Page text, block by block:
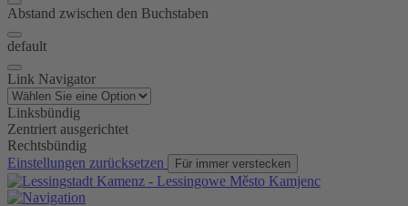
Abstand zwischen den Buchstaben
default
Link Navigator
Linksbündig
Zentriert ausgerichtet
Rechtsbündig
Einstellungen zurücksetzen
Für immer verstecken